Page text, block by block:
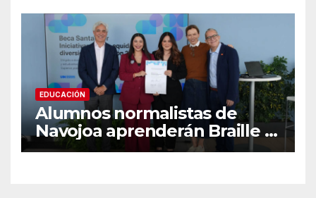
señales de alarma
EDUCACIÓN
Alumnos normalistas de
Navojoa aprenderán Braille y
Lengua de Señas tras ganar